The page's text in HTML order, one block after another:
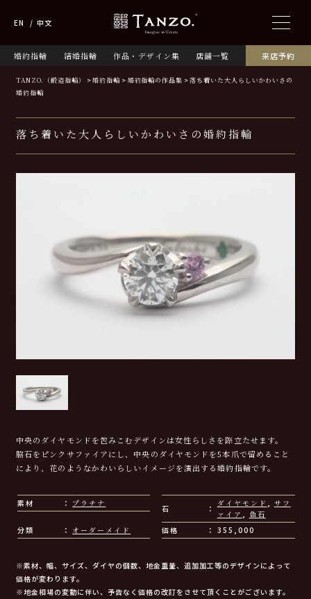
婚約指輪 結婚指輪 作品・デザイン集 店舗一覧 来店予約
EN 中文
TANZO.（鍛造指輪） 婚約指輪 婚約指輪の作品集
落ち着いた大人らしいかわいさの
婚約指輪
落ち着いた大人らしいかわいさの婚約指輪
中央のダイヤモンドを包みこむデザインは女性らしさを際立たせます。
脇石をピンクサファイアにし、中央のダイヤモンドを5本爪で留めること
により、花のようなかわいらしいイメージを演出する婚約指輪です。
素材 プラチナ
石
ダイヤモンド , サフ
ァイア , 色石
分類
オーダーメイド 価格 355,000
※素材、幅、サイズ、ダイヤの個数、地金重量、追加加工等のデザインによって
価格が変わります。
※地金相場の変動に伴い、予告なく価格の改訂をさせて頂くことがございます。